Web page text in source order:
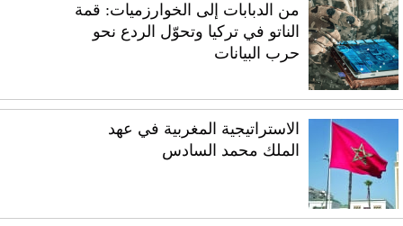
من الدبابات إلى الخوارزميات: قمة
الناتو في تركيا وتحوّل الردع نحو
حرب البيانات
الاستراتيجية المغربية في عهد
الملك محمد السادس